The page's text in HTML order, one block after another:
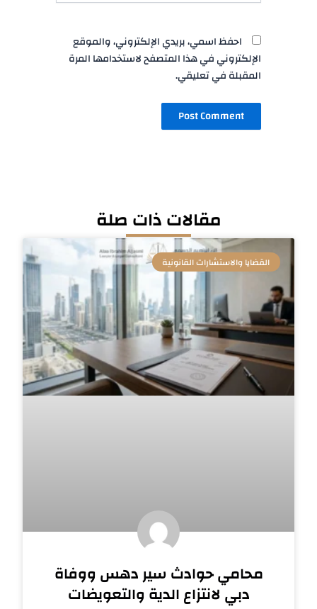
احفظ اسمي، بريدي الإلكتروني، والموقع
الإلكتروني في هذا المتصفح لاستخدامها المرة
المقبلة في تعليقي.
مقالات ذات صلة
القضايا والاستشارات القانونية
محامي حوادث سير دهس ووفاة
دبي لانتزاع الدية والتعويضات